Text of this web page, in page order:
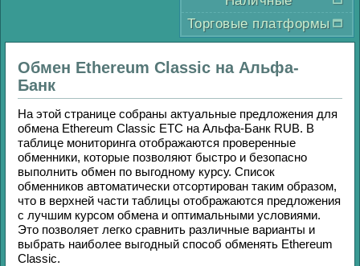
Торговые платформы
Обмен Ethereum Classic на Альфа-
Банк
На этой странице собраны актуальные предложения для
обмена Ethereum Classic ETC на Альфа-Банк RUB. В
таблице мониторинга отображаются проверенные
обменники, которые позволяют быстро и безопасно
выполнить обмен по выгодному курсу. Список
обменников автоматически отсортирован таким образом,
что в верхней части таблицы отображаются предложения
с лучшим курсом обмена и оптимальными условиями.
Это позволяет легко сравнить различные варианты и
выбрать наиболее выгодный способ обменять Ethereum
Classic.